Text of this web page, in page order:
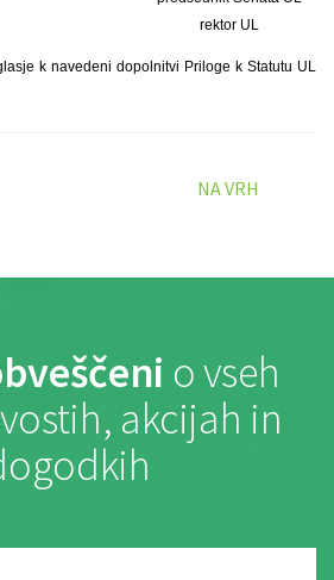
rektor UL
k navedeni dopolnitvi Priloge k Statutu UL
NA VRH
o vseh
akcijah in